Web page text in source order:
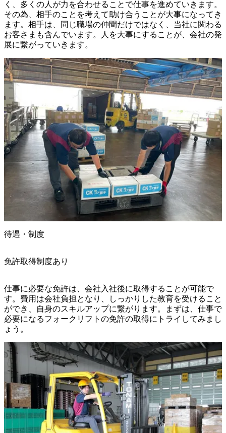
く、多くの人が力を合わせることで仕事を進めていきます。
その為、相手のことを考えて助け合うことが大事になってき
ます。相手は、同じ職場の仲間だけではなく、当社に関わる
お客さまも含んでいます。人を大事にすることが、会社の発
展に繋がっていきます。
待遇・制度
免許取得制度あり
仕事に必要な免許は、会社入社後に取得することが可能で
す。費用は会社負担となり、しっかりした教育を受けること
ができ、自身のスキルアップに繋がります。まずは、仕事で
必要になるフォークリフトの免許の取得にトライしてみまし
ょう。